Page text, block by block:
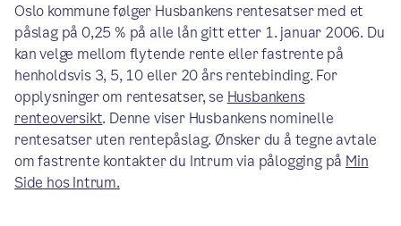
Oslo kommune følger Husbankens rentesatser med et
påslag på 0,25 % på alle lån gitt etter 1. januar 2006. Du
kan velge mellom flytende rente eller fastrente på
henholdsvis 3, 5, 10 eller 20 års rentebinding. For
opplysninger om rentesatser, se Husbankens
renteoversikt. Denne viser Husbankens nominelle
rentesatser uten rentepåslag. Ønsker du å tegne avtale
om fastrente kontakter du Intrum via pålogging på Min
Side hos Intrum.